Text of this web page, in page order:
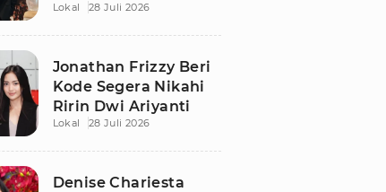
Ungkap Kisah Haru
Lokal 28 Juli 2026
Jonathan Frizzy Beri
Kode Segera Nikahi
Ririn Dwi Ariyanti
Lokal 28 Juli 2026
Denise Chariesta